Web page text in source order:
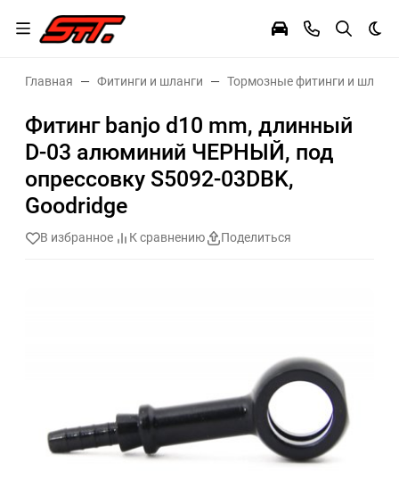
Главная Фитинги и шланги Тормозные фитинги и
Фитинг banjo d10 mm, длинный
D-03 алюминий ЧЕРНЫЙ, под
опрессовку S5092-03DBK,
Goodridge
В избранное К сравнению Поделиться